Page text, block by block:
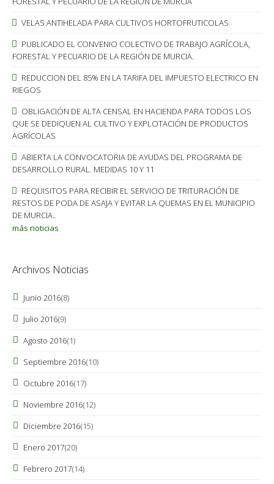
VELAS ANTIHELADA PARA CULTIVOS HORTOFRUTICOLAS
PUBLICADO EL CONVENIO COLECTIVO DE TRABAJO AGRÍCOLA,
FORESTAL Y PECUARIO DE LA REGIÓN DE MURCIA.
REDUCCION DEL 85% EN LA TARIFA DEL IMPUESTO ELECTRICO EN
RIEGOS
OBLIGACIÓN DE ALTA CENSAL EN HACIENDA PARA TODOS LOS
QUE SE DEDIQUEN AL CULTIVO Y EXPLOTACIÓN DE PRODUCTOS
AGRÍCOLAS
ABIERTA LA CONVOCATORIA DE AYUDAS DEL PROGRAMA DE
DESARROLLO RURAL. MEDIDAS 10 Y 11
REQUISITOS PARA RECIBIR EL SERVICIO DE TRITURACIÓN DE
RESTOS DE PODA DE ASAJA Y EVITAR LA QUEMAS EN EL MUNICIPIO
DE MURCIA..
más noticias
Archivos Noticias
Junio 2016(8)
Julio 2016(9)
Agosto 2016(1)
Septiembre 2016(10)
Octubre 2016(17)
Noviembre 2016(12)
Diciembre 2016(15)
Enero 2017(20)
Febrero 2017(14)